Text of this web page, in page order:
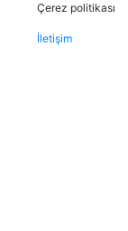
Çerez politikası
İletişim